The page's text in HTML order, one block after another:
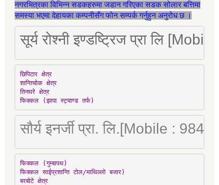
नगरभित्रका विभिन्न सडकहरुमा जडान गरिएका सडक सोलार बत्तिमा
समस्या भएमा देहायका कम्पनीसँग फोन सम्पर्क गर्नुहुन अनुरोध छ ।
सूर्य रोश्नी इण्डष्ट्रिज प्रा लि
छिपिटार क्षेत्र
शान्तिचोक क्षेत्र
तिनघरे क्षेत्र
फिक्कल (झापा स्ट्याण्ड तर्फ)
सौर्य इनर्जी प्रा. लि.[Mobile :
फिक्कल (गुम्बापथ)
फिक्कल साईप्रशान्ति टोल/माथिल्लो बजार)
बरबोटे क्षेत्र